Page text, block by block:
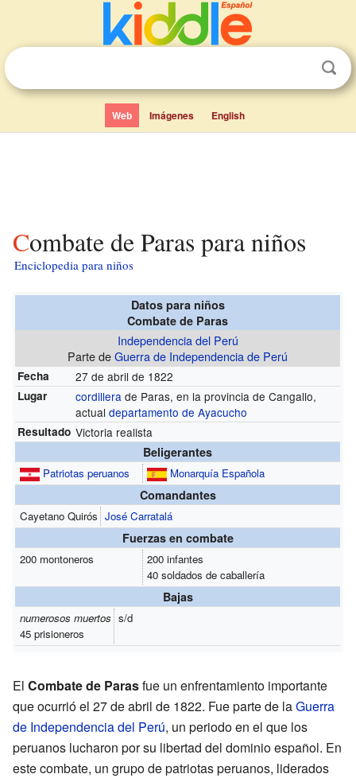
Web Imágenes English
Combate de Paras para niños
Enciclopedia para niños
Datos para niños
Combate de Paras
Independencia del Perú
Parte deGuerra de Independencia de Perú
Fecha 27 de abril de 1822
Lugar cordillera de Paras, en la provincia de Cangallo,
actualdepartamento de Ayacucho
Resultado Victoria realista
Beligerantes
Patriotas peruanos Monarquía Española
Comandantes
Cayetano Quirós José Carratalá
Fuerzas en combate
200 montoneros
200 infantes
40 soldados de caballería
Bajas
numerosos muertos
45 prisioneros
s/d
El Combate de Parasfue un enfrentamiento importante
que ocurrió el 27 de abril de 1822. Fue parte de laGuerra
de Independencia del Perú, un periodo en el que los
peruanos lucharon por su libertad del dominio español. En
este combate, un grupo de patriotas peruanos, liderados